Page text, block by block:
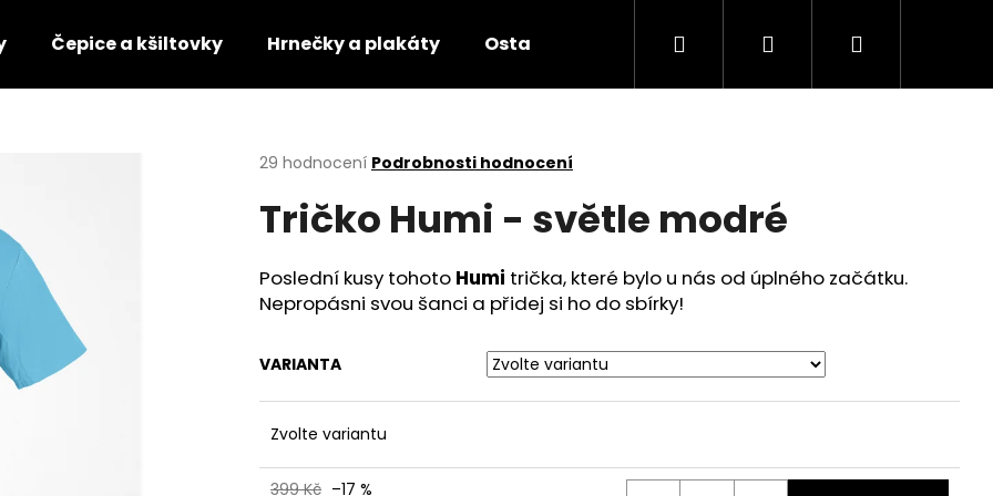
Čepice a kšiltovky Hrnečky a plakáty Ostatní doplňky Všechny produkty pohromadě
Hledat PřihlášeníNákupní
Průměrné
produktu
z
5
hvězdiček.
29 hodnocení Podrobnosti hodnocení
Tričko Humi - světle modré
Poslední kusy tohoto Humi trička, které bylo u nás od úplného začátku.
Nepropásni svou šanci a přidej si ho do sbírky!
VARIANTA
Zvolte variantu
399 Kč –17 %
HLEDAT